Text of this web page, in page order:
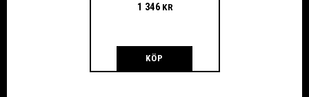
1 346KR
KÖP